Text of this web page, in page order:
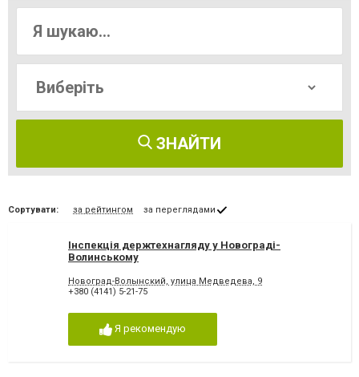
ЗНАЙТИ
Сортувати: за рейтингом за переглядами
Інспекція держтехнагляду у Новограді-
Волинському
Новоград-Волынский, улица Медведева, 9
+380 (4141) 5-21-75
Я рекомендую